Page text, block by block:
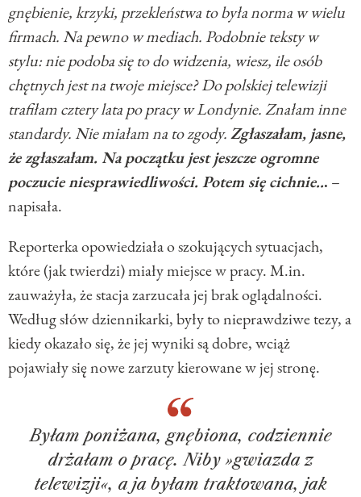
gnębienie, krzyki, przekleństwa to była norma w wielu
firmach. Na pewno w mediach. Podobnie teksty w
stylu: nie podoba się to do widzenia, wiesz, ile osób
chętnych jest na twoje miejsce? Do polskiej telewizji
trafiłam cztery lata po pracy w Londynie. Znałam inne
standardy. Nie miałam na to zgody.Zgłaszałam, jasne,
że zgłaszałam. Na początku jest jeszcze ogromne
poczucie niesprawiedliwości. Potem się cichnie... –
napisała.
Reporterka opowiedziała o szokujących sytuacjach,
które (jak twierdzi) miały miejsce w pracy. M.in.
zauważyła, że stacja zarzucała jej brak oglądalności.
Według słów dziennikarki, były to nieprawdziwe tezy, a
kiedy okazało się, że jej wyniki są dobre, wciąż
pojawiały się nowe zarzuty kierowane w jej stronę.
Byłam poniżana, gnębiona, codziennie
drżałam o pracę. Niby »gwiazda z
telewizji«, a ja byłam traktowana, jak